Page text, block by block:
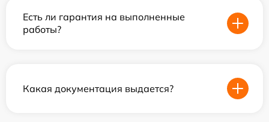
Есть ли гарантия на выполненные
работы?
Какая документация выдается?